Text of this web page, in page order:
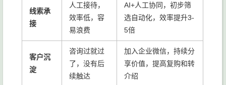
线索承
接
人工接待，
效率低，容
易浪费
AI+人工协同，初步筛
选自动化，效率提升3-
5倍
客户沉
淀
咨询过就过
了，没有后
续触达
加入企业微信，持续分
享价值，提高复购和转
介绍